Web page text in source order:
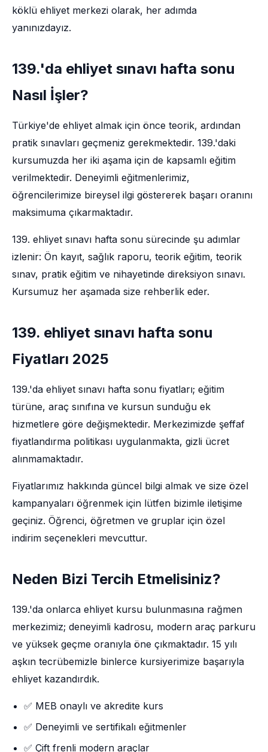
köklü ehliyet merkezi olarak, her adımda
yanınızdayız.
139.'da ehliyet sınavı hafta sonu
Nasıl İşler?
Türkiye'de ehliyet almak için önce teorik, ardından
pratik sınavları geçmeniz gerekmektedir. 139.'daki
kursumuzda her iki aşama için de kapsamlı eğitim
verilmektedir. Deneyimli eğitmenlerimiz,
öğrencilerimize bireysel ilgi göstererek başarı oranını
maksimuma çıkarmaktadır.
139. ehliyet sınavı hafta sonu sürecinde şu adımlar
izlenir: Ön kayıt, sağlık raporu, teorik eğitim, teorik
sınav, pratik eğitim ve nihayetinde direksiyon sınavı.
Kursumuz her aşamada size rehberlik eder.
139. ehliyet sınavı hafta sonu
Fiyatları 2025
139.'da ehliyet sınavı hafta sonu fiyatları; eğitim
türüne, araç sınıfına ve kursun sunduğu ek
hizmetlere göre değişmektedir. Merkezimizde şeffaf
fiyatlandırma politikası uygulanmakta, gizli ücret
alınmamaktadır.
Fiyatlarımız hakkında güncel bilgi almak ve size özel
kampanyaları öğrenmek için lütfen bizimle iletişime
geçiniz. Öğrenci, öğretmen ve gruplar için özel
indirim seçenekleri mevcuttur.
Neden Bizi Tercih Etmelisiniz?
139.'da onlarca ehliyet kursu bulunmasına rağmen
merkezimiz; deneyimli kadrosu, modern araç parkuru
ve yüksek geçme oranıyla öne çıkmaktadır. 15 yılı
aşkın tecrübemizle binlerce kursiyerimize başarıyla
ehliyet kazandırdık.
✅ MEB onaylı ve akredite kurs
✅ Deneyimli ve sertifikalı eğitmenler
✅ Çift frenli modern araçlar